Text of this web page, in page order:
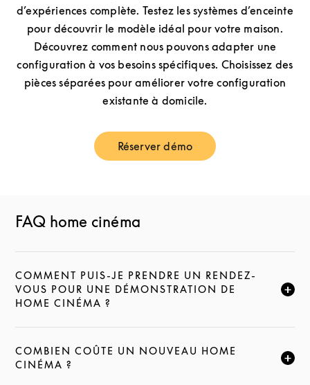
d’expériences complète. Testez les systèmes d’enceinte
pour découvrir le modèle idéal pour votre maison.
Découvrez comment nous pouvons adapter une
configuration à vos besoins spécifiques. Choisissez des
pièces séparées pour améliorer votre configuration
existante à domicile.
Réserver démo
Link Opens in New Tab
FAQ home cinéma
COMMENT PUIS-JE PRENDRE UN RENDEZ-
VOUS POUR UNE DÉMONSTRATION DE
HOME CINÉMA ?
CLIQUEZ POUR ÉLARGIR CETTE DESCRIPTION ET
COMBIEN COÛTE UN NOUVEAU HOME
CINÉMA ?
CLIQUEZ POUR ÉLARGIR CETTE DESCRIPTION ET